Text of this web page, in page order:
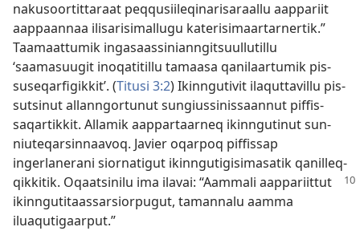
nakusoor­tit­taraat peq­qusiileqinarisaraal­lu aap­pariit
aap­paan­naa ilisarisimal­lugu katerisimaar­tar­ner­tik.”
Taamaat­tumik ingasaas­sinian­ngitsuul­lutil­lu
‘saamasuugit inoqatitil­lu tamaasa qanilaar­tumik pis­
suseqarfigik­kit’. (Titusi 3:2) Ikin­ngutivit ilaqut­tavil­lu pis­
sutsinut al­lan­ngor­tunut sungius­sinis­saan­nut pif­fis­
saqar­tik­kit. Al­lamik aap­par­taar­neq ikin­ngutinut sun­
niuteqarsin­naavoq. Javier oqar­poq pif­fis­sap
ingerlanerani sior­natigut ikin­ngutigisimasatik qanil­leq­
qik­kitik. Oqaatsinilu ima ilavai: “Aam­mali aap­pariit­tut
ikin­ngutitaas­sarsior­pugut, taman­nalu aam­ma
iluaqutigaar­put.”